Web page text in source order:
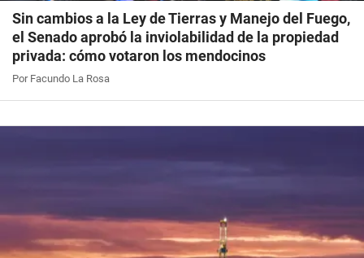
Sin cambios a la Ley de Tierras y Manejo del Fuego,
el Senado aprobó la inviolabilidad de la propiedad
privada: cómo votaron los mendocinos
Por Facundo La Rosa